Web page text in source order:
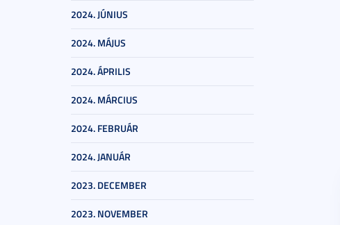
2024. JÚNIUS
2024. MÁJUS
2024. ÁPRILIS
2024. MÁRCIUS
2024. FEBRUÁR
2024. JANUÁR
2023. DECEMBER
2023. NOVEMBER